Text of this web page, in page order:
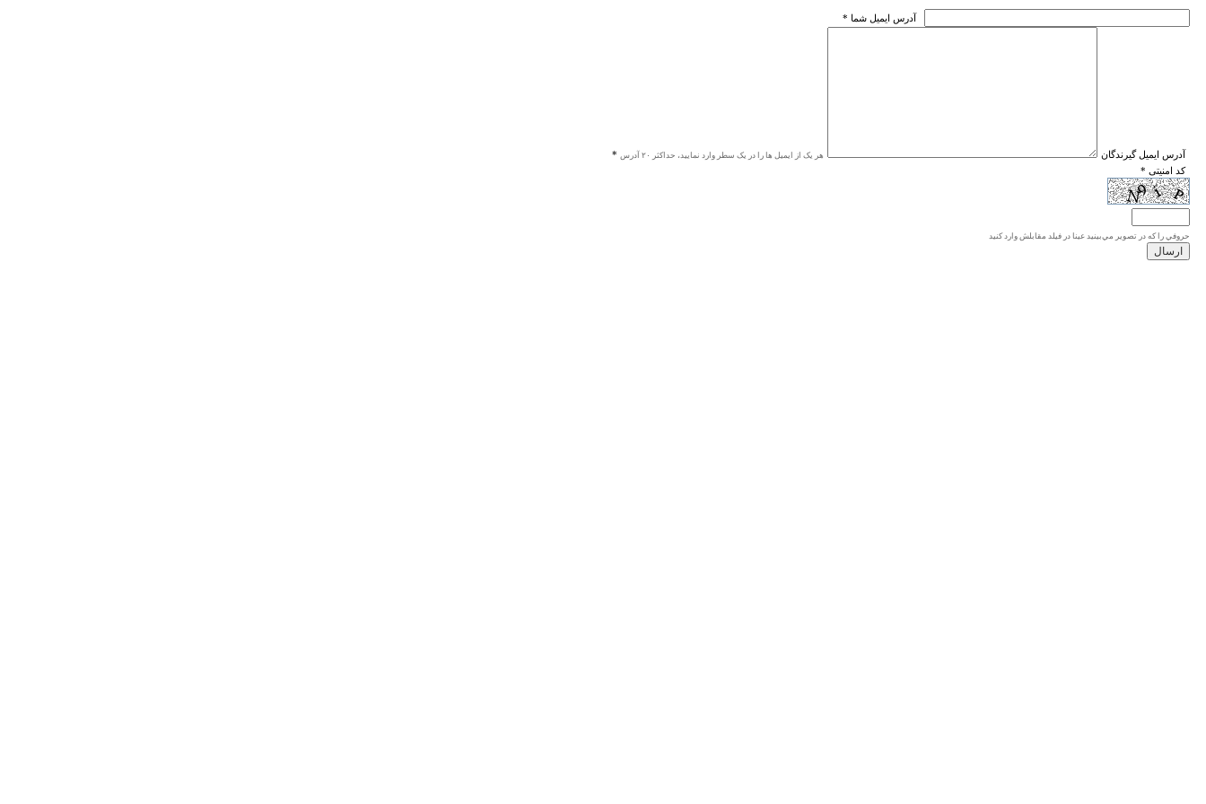
* آدرس ايميل شما
* آدرس ايميل گيرندگان هر یک از ایمیل ها را در یک سطر وارد نمایید، حداکثر ۲۰ آدرس
* کد امنیتی
حروفي را كه در تصوير مي‌بينيد عينا در فيلد مقابلش وارد كنيد